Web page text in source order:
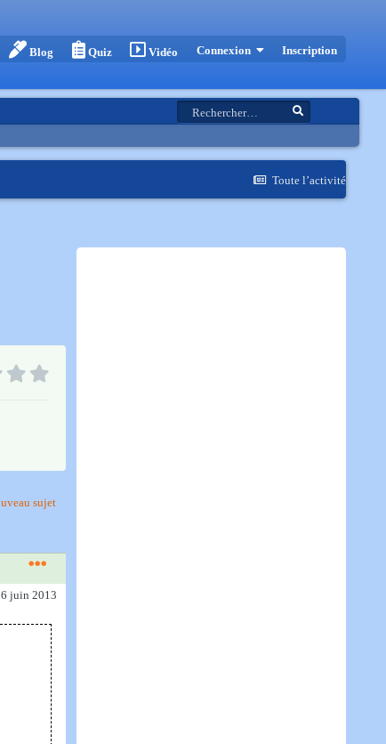
Blog Quiz Vidéo Connexion Inscription
Toute l’activité
sujet
juin 2013